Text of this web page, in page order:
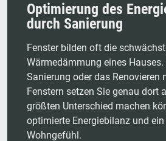
Optimierung des
durch Sanierung
Fenster bilden oft die
Wärmedämmung eines Hauses.
Sanierung oder das Renovieren
Fenstern setzen Sie genau dort
größten Unterschied machen
optimierte Energiebilanz und
Wohngefühl.